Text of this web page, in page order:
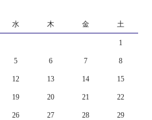
水 木 金 土
1
5 6 7 8
12 13 14 15
19 20 21 22
26 27 28 29